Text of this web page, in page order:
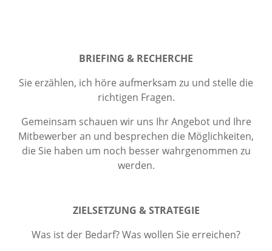
BRIEFING & RECHERCHE
Sie erzählen, ich höre aufmerksam zu und stelle die
richtigen Fragen.
Gemeinsam schauen wir uns Ihr Angebot und Ihre
Mitbewerber an und besprechen die Möglichkeiten,
die Sie haben um noch besser wahrgenommen zu
werden.
ZIELSETZUNG & STRATEGIE
Was ist der Bedarf? Was wollen Sie erreichen?